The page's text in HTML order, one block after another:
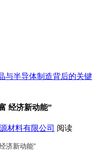
与半导体制造背后的关键
经济新动能”
材料有限公司 阅读
济新动能”